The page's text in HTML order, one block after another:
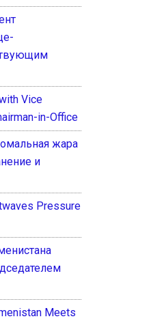
Vice
in-Office
жара
и
Pressure
Meets